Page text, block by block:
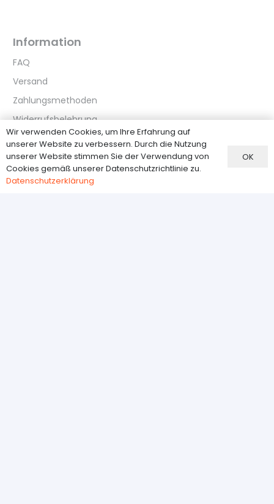
Information
FAQ
Versand
Zahlungsmethoden
Widerrufsbelehrung
Datenschutzerklärung
Kundenservice
Wir verwenden Cookies, um Ihre Erfahrung auf
unserer Website zu verbessern. Durch die Nutzung
unserer Website stimmen Sie der Verwendung von
Cookies gemäß unserer Datenschutzrichtlinie zu.
Datenschutzerklärung
OK